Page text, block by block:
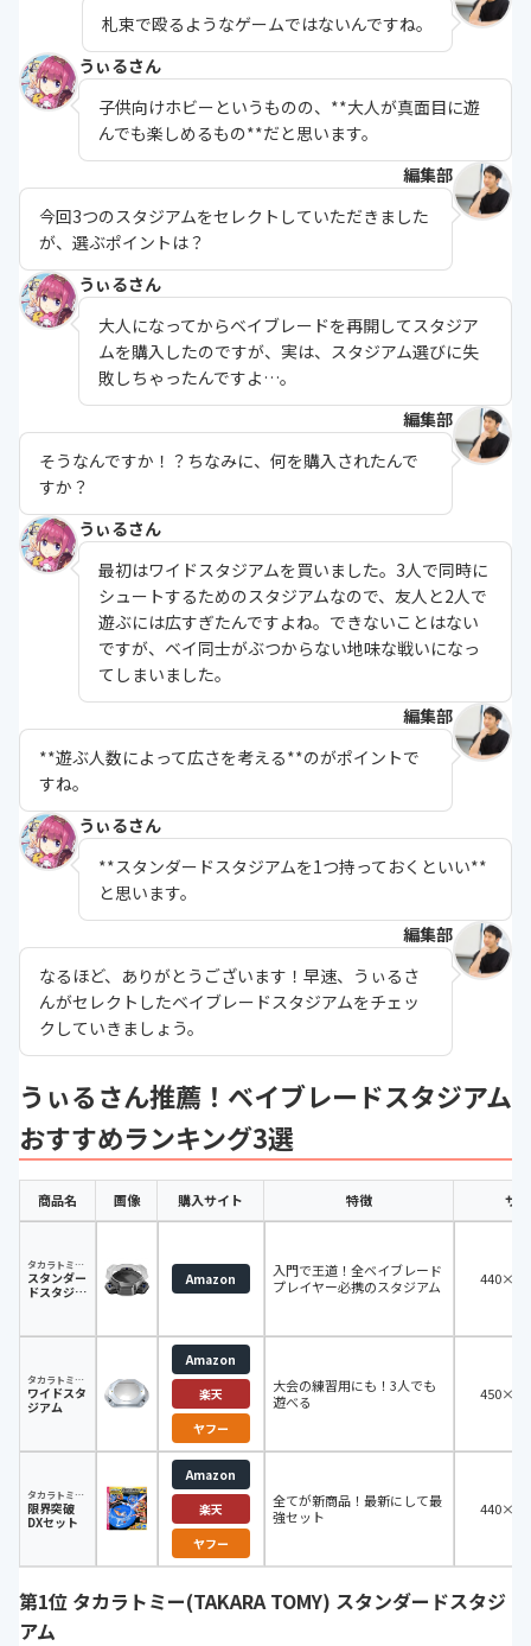
札束で殴るようなゲームではないんですね。
うぃるさん
子供向けホビーというものの、**大人が真面目に遊
んでも楽しめるもの**だと思います。
編集部
今回3つのスタジアムをセレクトしていただきました
が、選ぶポイントは？
うぃるさん
大人になってからベイブレードを再開してスタジア
ムを購入したのですが、実は、スタジアム選びに失
敗しちゃったんですよ…。
編集部
そうなんですか！？ちなみに、何を購入されたんで
すか？
うぃるさん
最初はワイドスタジアムを買いました。3人で同時に
シュートするためのスタジアムなので、友人と2人で
遊ぶには広すぎたんですよね。できないことはない
ですが、ベイ同士がぶつからない地味な戦いになっ
てしまいました。
編集部
**遊ぶ人数によって広さを考える**のがポイントで
すね。
うぃるさん
**スタンダードスタジアムを1つ持っておくといい**
と思います。
編集部
なるほど、ありがとうございます！早速、うぃるさ
んがセレクトしたベイブレードスタジアムをチェッ
クしていきましょう。
うぃるさん推薦！ベイブレードスタジアム
おすすめランキング3選
商品名 画像 購入サイト 特徴 サ
タカラトミー(TAKARA TOMY)
スタンダー
ドスタジア
Amazon
入門で王道！全ベイブレード
プレイヤー必携のスタジアム
タカラトミー(TAKARA TOMY)
ワイドスタ
ジアム
Amazon
楽天
ヤフー
大会の練習用にも！3人でも
遊べる
タカラトミー(TAKARA TOMY)
限界突破
DXセット
Amazon
楽天
ヤフー
全てが新商品！最新にして最
強セット
第1位 タカラトミー(TAKARA TOMY) スタンダードスタジ
アム